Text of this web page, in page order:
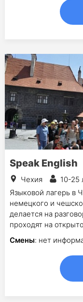
Speak English
Чехия
10-25
Языковой лагерь в
немецкого и
делается на
проходят на
Смены: нет